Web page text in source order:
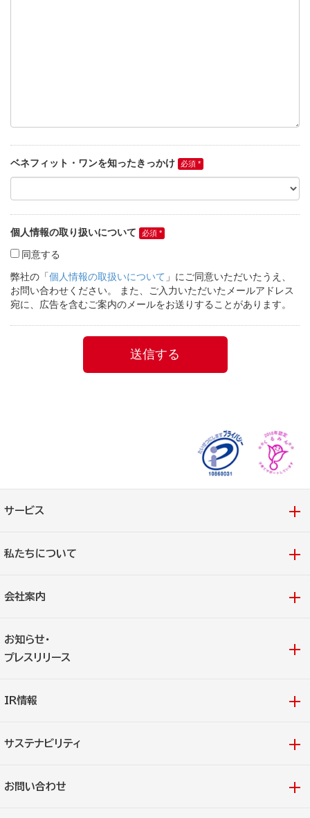
サービス
私たちについて
会社案内
お知らせ・
プレスリリース
IR情報
サステナビリティ
お問い合わせ